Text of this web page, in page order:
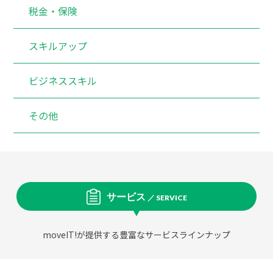
税金・保険
スキルアップ
ビジネススキル
その他
サービス ／ SERVICE
moveIT!が提供する豊富なサービスラインナップ